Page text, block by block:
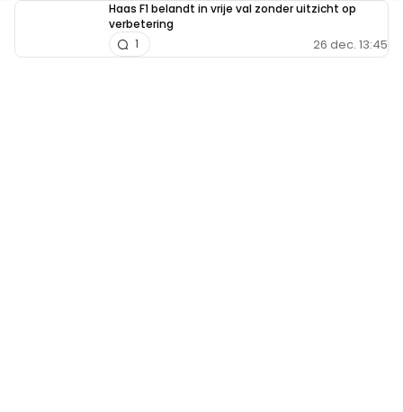
Haas F1 belandt in vrije val zonder uitzicht op
verbetering
26 dec. 13:45
1